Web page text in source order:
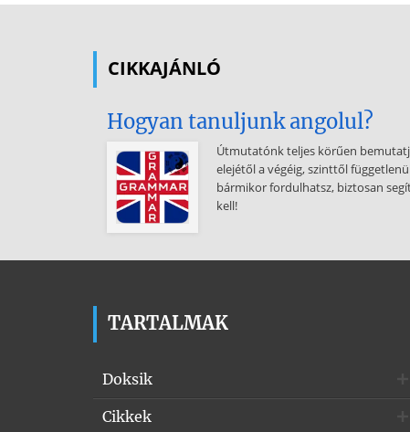
CIKKAJÁNLÓ
Hogyan tanuljunk angolul?
Útmutatónk teljes körűen
elejétől a végéig, szinttől
bármikor fordulhatsz, biztosan
kell!
TARTALMAK
Doksik
Cikkek